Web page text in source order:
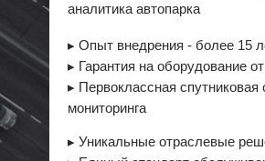
аналитика автопарка
▸ Уникальные отраслевые
▸ Опыт внедрения - более 15
▸ Гарантия на оборудование
▸ Первоклассная спутниковая
мониторинга